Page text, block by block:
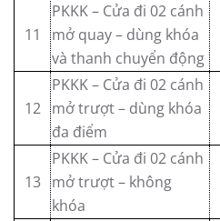
11
PKKK – Cửa đi 02 cánh
mở quay – dùng khóa
và thanh chuyển động
12
PKKK – Cửa đi 02 cánh
mở trượt – dùng khóa
đa điểm
13
PKKK – Cửa đi 02 cánh
mở trượt – không
khóa